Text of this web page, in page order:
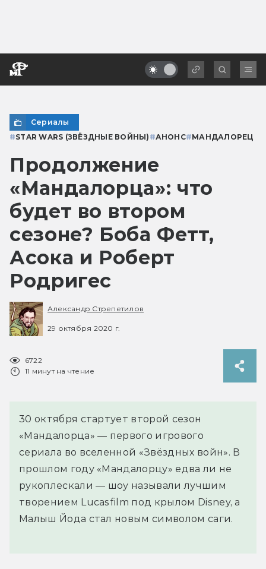
Сериалы
#STAR WARS (ЗВЁЗДНЫЕ ВОЙНЫ) #АНОНС#МАНДАЛОРЕЦ
Продолжение
«Мандалорца»: что
будет во втором
сезоне? Боба Фетт,
Асока и Роберт
Родригес
Александр Стрепетилов
29 октября 2020 г.
6722
11 минут на чтение
30 октября стартует второй сезон
«Мандалорца» — первого игрового
сериала во вселенной «Звёздных войн». В
прошлом году «Мандалорцу» едва ли не
рукоплескали — шоу называли лучшим
творением Lucasfilm под крылом Disney, а
Малыш Йода стал новым символом саги.